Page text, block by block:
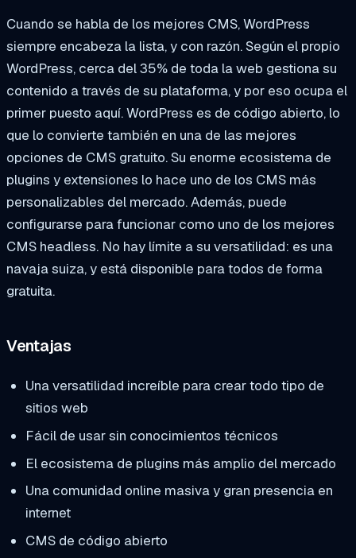
Cuando se habla de los mejores CMS, WordPress
siempre encabeza la lista, y con razón. Según el propio
WordPress, cerca del 35% de toda la web gestiona su
contenido a través de su plataforma, y por eso ocupa el
primer puesto aquí. WordPress es de código abierto, lo
que lo convierte también en una de las mejores
opciones de CMS gratuito. Su enorme ecosistema de
plugins y extensiones lo hace uno de los CMS más
personalizables del mercado. Además, puede
configurarse para funcionar como uno de los mejores
CMS headless. No hay límite a su versatilidad: es una
navaja suiza, y está disponible para todos de forma
gratuita.
Ventajas
Una versatilidad increíble para crear todo tipo de
sitios web
Fácil de usar sin conocimientos técnicos
El ecosistema de plugins más amplio del mercado
Una comunidad online masiva y gran presencia en
internet
CMS de código abierto